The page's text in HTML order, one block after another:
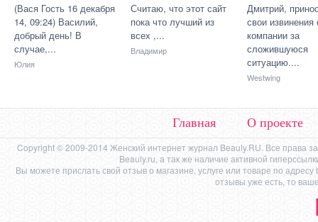
(Вася Гость 16 декабря
14, 09:24) Василий,
добрый день! В
случае,...
Юлия
Считаю, что этот сайт
пока что лучший из
всех ,...
Владимир
Дмитрий,
свои извинения
компании за
сложившуюся
ситуацию....
Westwing
Главная О проекте
Copyright © 2009-2014 Женский интернет журнал Beauly.RU. Все права
Beauly.ru, а так же наличие активной
Вы можете прислать свой отзыв о магазине, услуге или товаре по адресу
отзывы уже есть, то